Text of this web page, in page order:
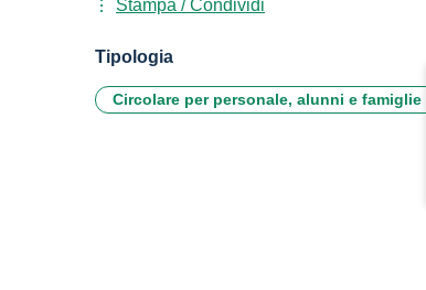
Stampa / Condividi
Tipologia
Circolare per personale, alunni e famiglie